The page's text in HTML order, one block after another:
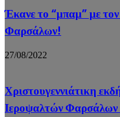
Έκανε το “μπαμ” με
Φαρσάλων!
27/08/2022
Χριστουγεννιάτικη
Ιεροψαλτών